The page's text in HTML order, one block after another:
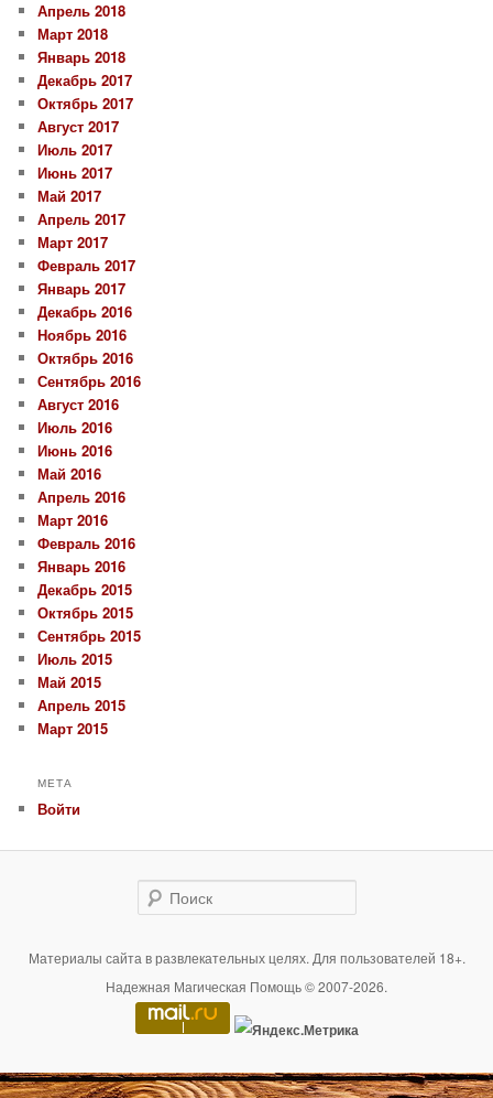
Апрель 2018
Март 2018
Январь 2018
Декабрь 2017
Октябрь 2017
Август 2017
Июль 2017
Июнь 2017
Май 2017
Апрель 2017
Март 2017
Февраль 2017
Январь 2017
Декабрь 2016
Ноябрь 2016
Октябрь 2016
Сентябрь 2016
Август 2016
Июль 2016
Июнь 2016
Май 2016
Апрель 2016
Март 2016
Февраль 2016
Январь 2016
Декабрь 2015
Октябрь 2015
Сентябрь 2015
Июль 2015
Май 2015
Апрель 2015
Март 2015
МЕТА
Войти
Поиск
Материалы сайта в развлекательных целях. Для пользователей 18+.
Надежная Магическая Помощь © 2007-2026.